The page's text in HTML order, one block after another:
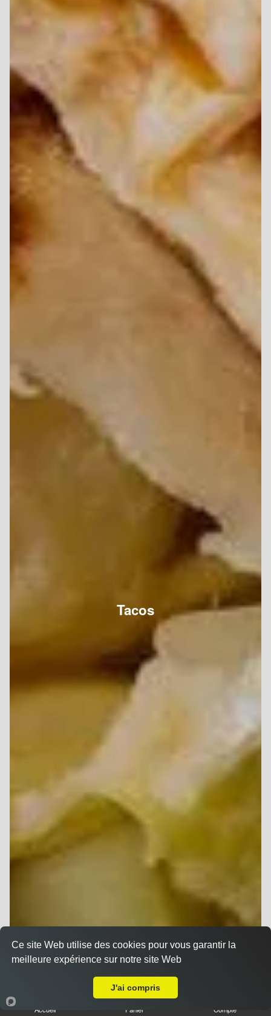
Tacos
Accueil Panier Compte
Ce site Web utilise des cookies pour vous garantir la
meilleure expérience sur notre site Web
J'ai compris